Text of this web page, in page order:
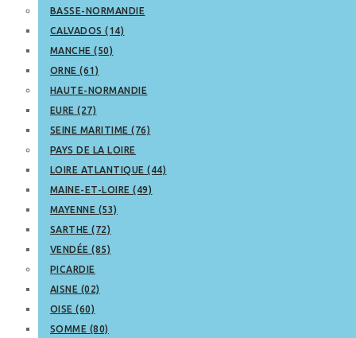
BASSE-NORMANDIE
CALVADOS (14)
MANCHE (50)
ORNE (61)
HAUTE-NORMANDIE
EURE (27)
SEINE MARITIME (76)
PAYS DE LA LOIRE
LOIRE ATLANTIQUE (44)
MAINE-ET-LOIRE (49)
MAYENNE (53)
SARTHE (72)
VENDÉE (85)
PICARDIE
AISNE (02)
OISE (60)
SOMME (80)